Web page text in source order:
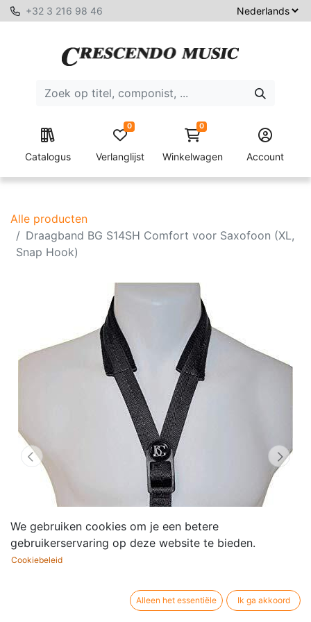
+32 3 216 98 46
Catalogus Verlanglijst
0 0
Winkelwagen Account
Alle producten
Draagband BG S14SH Comfort voor Saxofoon (XL,
Snap Hook)
We gebruiken cookies om je een betere
gebruikerservaring op deze website te bieden.
Cookiebeleid
Alleen het essentiële Ik ga akkoord